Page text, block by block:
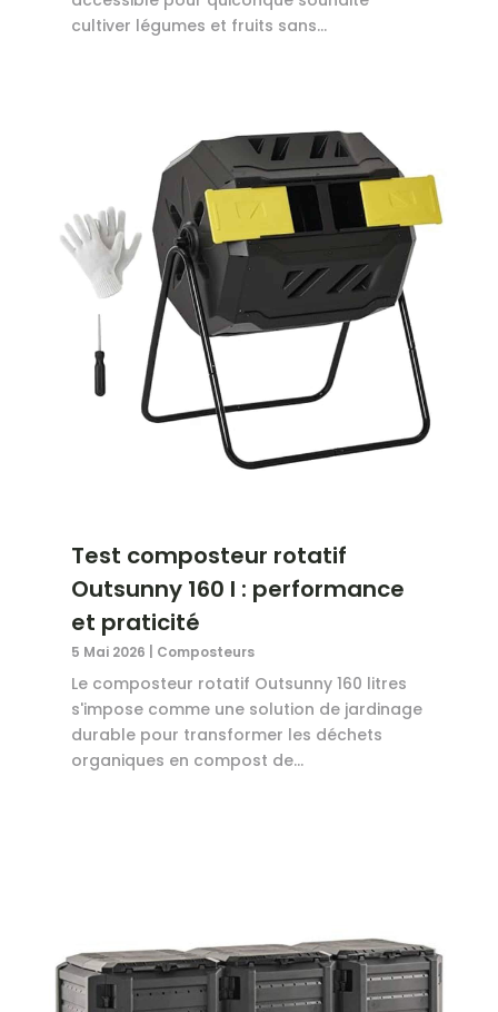
cultiver légumes et fruits sans...
Test composteur rotatif
Outsunny 160 l : performance
et praticité
5 Mai 2026 Composteurs
Le composteur rotatif Outsunny 160 litres
s'impose comme une solution de jardinage
durable pour transformer les déchets
organiques en compost de...